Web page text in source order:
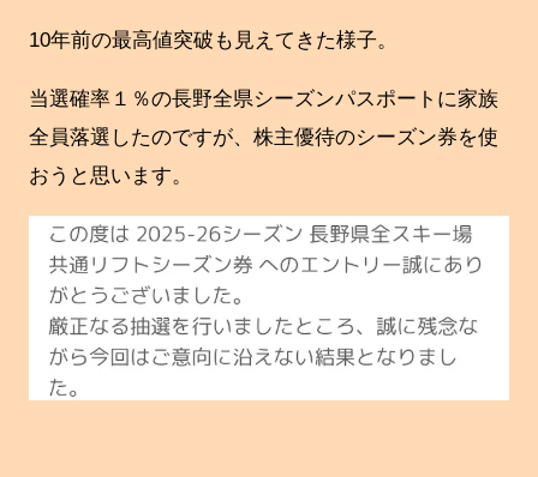
10年前の最高値突破も見えてきた様子。
当選確率１％の長野全県シーズンパスポートに家族
全員落選したのですが、株主優待のシーズン券を使
おうと思います。